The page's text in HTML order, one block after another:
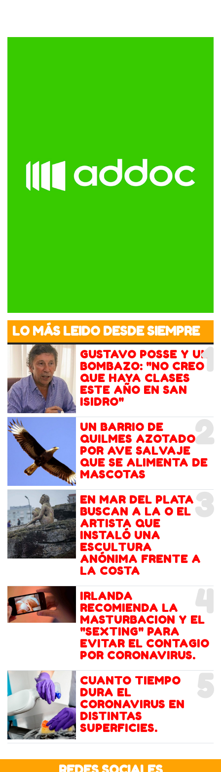
LO MÁS LEIDO DESDE SIEMPRE
1
GUSTAVO POSSE Y UN
BOMBAZO: "NO CREO
QUE HAYA CLASES
ESTE AÑO EN SAN
ISIDRO"
2
UN BARRIO DE
QUILMES AZOTADO
POR AVE SALVAJE
QUE SE ALIMENTA DE
MASCOTAS
3
EN MAR DEL PLATA
BUSCAN A LA O EL
ARTISTA QUE
INSTALÓ UNA
ESCULTURA
ANÓNIMA FRENTE A
LA COSTA
4
IRLANDA
RECOMIENDA LA
MASTURBACION Y EL
"SEXTING" PARA
EVITAR EL CONTAGIO
POR CORONAVIRUS.
5
CUANTO TIEMPO
DURA EL
CORONAVIRUS EN
DISTINTAS
SUPERFICIES.